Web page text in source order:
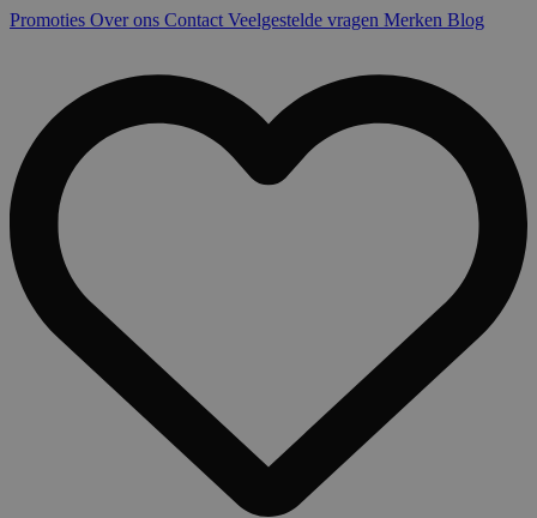
Promoties Over ons Contact Veelgestelde vragen Merken Blog